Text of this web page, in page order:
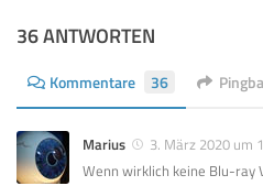
36 ANTWORTEN
Kommentare 36
Marius
3. März 2020 um
Wenn wirklich keine Blu-